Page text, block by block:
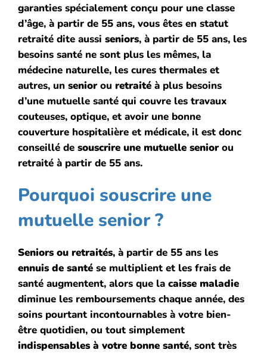
garanties spécialement conçu pour une classe
d’âge, à partir de 55 ans, vous êtes en statut
retraité dite aussi seniors, à partir de 55 ans, les
besoins santé ne sont plus les mêmes, la
médecine naturelle, les cures thermales et
autres, un seniorou retraité à plus besoins
d’une mutuelle santé qui couvre les travaux
couteuses, optique, et avoir une bonne
couverture hospitalière et médicale, il est donc
conseillé de souscrire une mutuelle seniorou
retraité à partir de 55 ans.
Pourquoi souscrire une
mutuelle senior ?
Seniors ou retraités, à partir de 55 ans les
ennuis de santé se multiplient et les frais de
santé augmentent, alors que la caisse maladie
diminue les remboursements chaque année, des
soins pourtant incontournables à votre bien-
être quotidien, ou tout simplement
indispensables à votre bonne santé, sont très